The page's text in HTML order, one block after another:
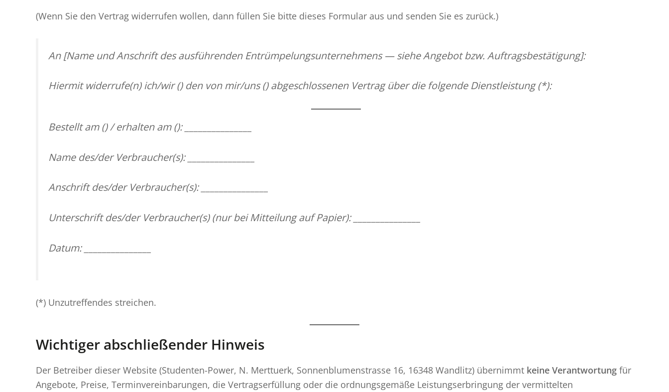
(Wenn Sie den Vertrag widerrufen wollen, dann füllen Sie bitte dieses Formular aus und senden Sie es zurück.)
An [Name und Anschrift des ausführenden Entrümpelungsunternehmens — siehe Angebot bzw. Auftragsbestätigung]:
Hiermit widerrufe(n) ich/wir () den von mir/uns () abgeschlossenen Vertrag über die folgende Dienstleistung (*):
Bestellt am () / erhalten am (): _______________
Name des/der Verbraucher(s): _______________
Anschrift des/der Verbraucher(s): _______________
Unterschrift des/der Verbraucher(s) (nur bei Mitteilung auf Papier): _______________
Datum: _______________
(*) Unzutreffendes streichen.
Wichtiger abschließender Hinweis
Der Betreiber dieser Website (Studenten-Power, N. Merttuerk, Sonnenblumenstrasse 16, 16348 Wandlitz) übernimmt keine Verantwortung für
Angebote, Preise, Terminvereinbarungen, die Vertragserfüllung oder die ordnungsgemäße Leistungserbringung der vermittelten